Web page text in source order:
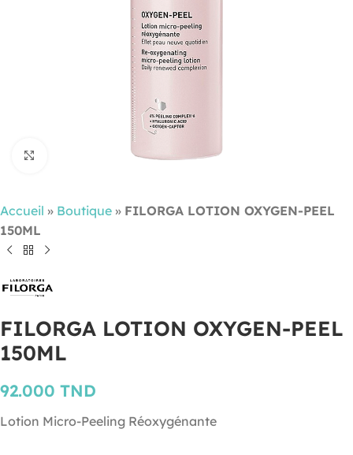
Cliquez pour agrandir
Accueil » Boutique » FILORGA LOTION OXYGEN-PEEL
150ML
FILORGA LOTION OXYGEN-PEEL
150ML
92.000 TND
Lotion Micro-Peeling Réoxygénante